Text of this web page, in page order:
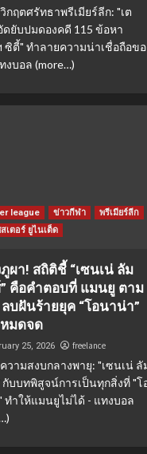
กฤตศรัทธาพรีเมียร์ลีก: "เต
ดยับปมดองคดี 115 ข้อหา
ซิตี้" ทำลายความน่าเชื่อถือขอ
งบอล (more…)
league ข่าวกีฬา
พรีเมียร์ลีก
เตอร์ ยูไนเต็ด
ผา! สถิติชี้ “เซนเน่ ลัม
คือคำตอบที่ แมนยู ตาม
บฝันร้ายยุค “โอนาน่า”
มดจด
25, 2026 freelance
วามสงบกลางพายุ: "เซนเน่ ลั
กับบทพิสูจน์การเป็นทุกสิ่งที่ "โ
ทำให้แมนยูไม่ได้ - แทงบอล